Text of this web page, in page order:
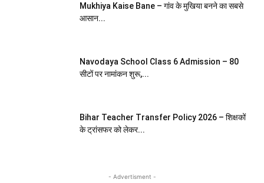
Mukhiya Kaise Bane – गांव के मुखिया बनने का सबसे
आसान...
Navodaya School Class 6 Admission – 80
सीटों पर नामांकन शुरू,...
Bihar Teacher Transfer Policy 2026 – शिक्षकों
के ट्रांसफर को लेकर...
- Advertisment -